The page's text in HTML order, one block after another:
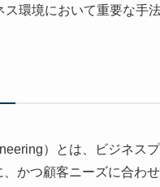
環境において重要な手
）とは、ビジネス
かつ顧客ニーズに合わ